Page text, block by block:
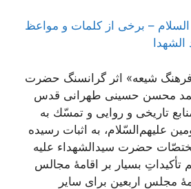
– برخی از کلمات و مواعظ
فرهنگ شیعه» اثر گرانسنگ حضرت
محسن حسینی طهرانی قدس
تاريخى و روايى و تمسّك به
عليهم‌‏السّلام، به اثبات رسیده
حضرت سیدالشهداء علیه
تأکیداتِ بسیار بر اقامۀ مجالس
مجلس اربعین براى ساير